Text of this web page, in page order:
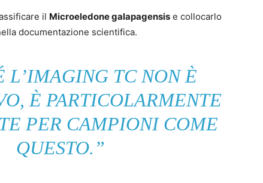
il Microeledone galapagensis e collocarlo
documentazione scientifica.
L’IMAGING TC NON È
È PARTICOLARMENTE
PER CAMPIONI COME
QUESTO.”